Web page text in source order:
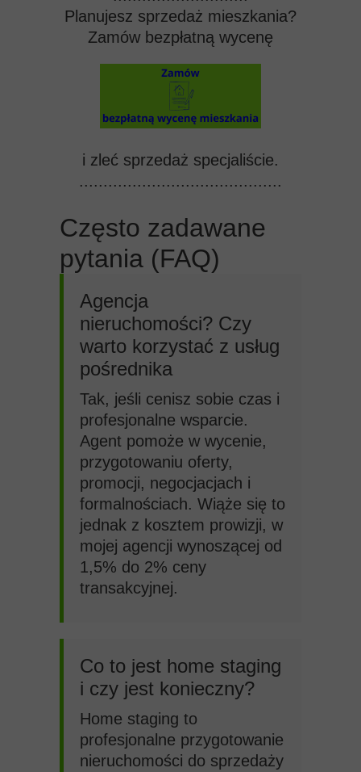
Planujesz sprzedaż mieszkania?
Zamów bezpłatną wycenę
i zleć sprzedaż specjaliście.
..........................................
Często zadawane
pytania (FAQ)
Agencja
nieruchomości? Czy
warto korzystać z usług
pośrednika
Tak, jeśli cenisz sobie czas i
profesjonalne wsparcie.
Agent pomoże w wycenie,
przygotowaniu oferty,
promocji, negocjacjach i
formalnościach. Wiąże się to
jednak z kosztem prowizji, w
mojej agencji wynoszącej od
1,5% do 2% ceny
transakcyjnej.
Co to jest home staging
i czy jest konieczny?
Home staging to
profesjonalne przygotowanie
nieruchomości do sprzedaży